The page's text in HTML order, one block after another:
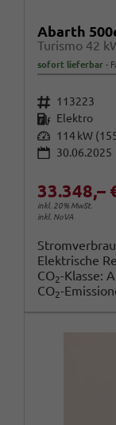
Abarth
Turismo 42
sofort lieferbar
Fahrzeugnr. 113223
Kraftstoff Elektro
Leistung 114 kW
30.06.2025
33.348,–
inkl. 20% MwSt.
inkl. NoVA
Elektrische
CO2-Klasse: A
CO2-